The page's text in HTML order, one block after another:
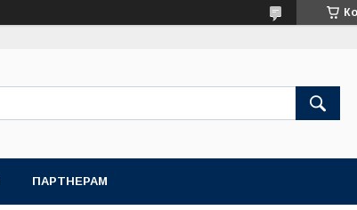
ПАРТНЕРАМ